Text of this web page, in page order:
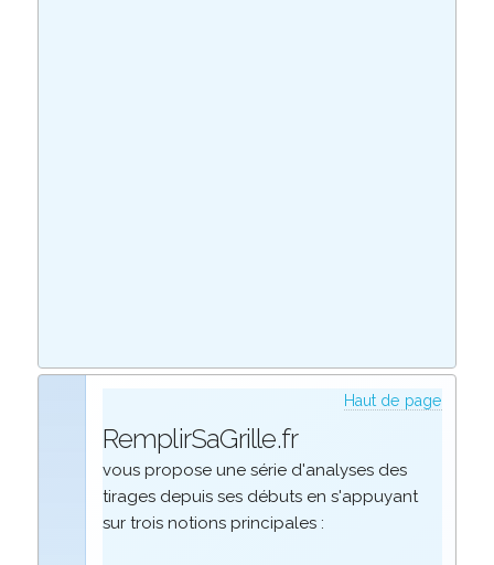
Haut de page
RemplirSaGrille.fr
vous propose une série d'analyses des
tirages depuis ses débuts en s'appuyant
sur trois notions principales :